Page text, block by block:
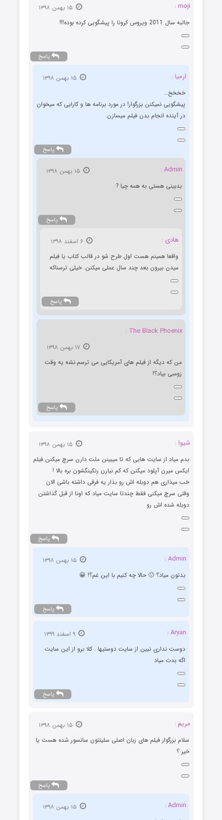
moji :
جالبه سال 2011 ویروس کرونا را پیشگویی کرده بوده!!!
پاسخ
ارمیا :
خخخخ…
پیشگویی نمیکنن بزرگوار! در مورد برنامه ها و کارایی که میخوان
در آینده انجام بدن فیلم میسازن.
پاسخ
Admin :
بدبینی هستی به همه چیا ?
پاسخ
هادی :
۶ اسفند ۱۳۹۸
واقعا همینم هست اول طرح شو در قالب کتاب یا فیلم
میدن بیرون بعد چند سال عملی میکنن. خیلی ترسناکه
پاسخ
The Black Phoenix :
من که دیگه از فیلم های آمریکایی می ترسم.نشه یه وقت
زومبی بیاد؟!
پاسخ
شیوا :
بدم میاد از سایت هایی که تا میبینن ملت دارن سرچ میکنن فیلم
ایکس میرن آپلود میکنن که کم نیارن رنکینگشون بره بالا !
خب میذاری هم دوبله اش رو بذار یه فرقی داشته باشی الان
وقتی سرچ میکنی فقط چندتا سایت میاد که اونا از قبل گذاشتن
دوبله شده اش رو
پاسخ
Admin :
بدتون میاد؟ 🙁 حالا چه کنیم با این غم؟! 😀
پاسخ
Aryan :
۹ اسفند ۱۳۹۹
دوست نداری نبین از سایت دوستیها . کلا برو از این سایت
اگه بدت میاد
پاسخ
مریم :
سلام بزرگوار فیلم های زبان اصلی سلیتتون سانسور شده هست یا
خیر ؟
پاسخ
Admin :